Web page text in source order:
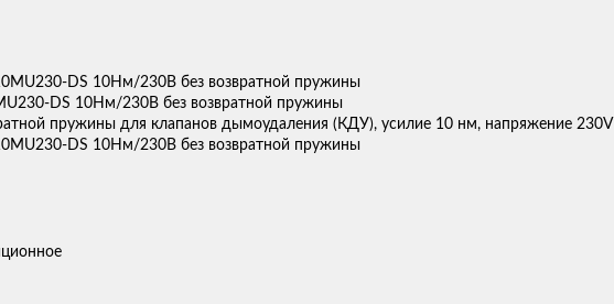
DS 10Нм/230В без возвратной пружины
пружины для клапанов дымоудаления (КДУ), усилие 10 нм, напряжение 230V